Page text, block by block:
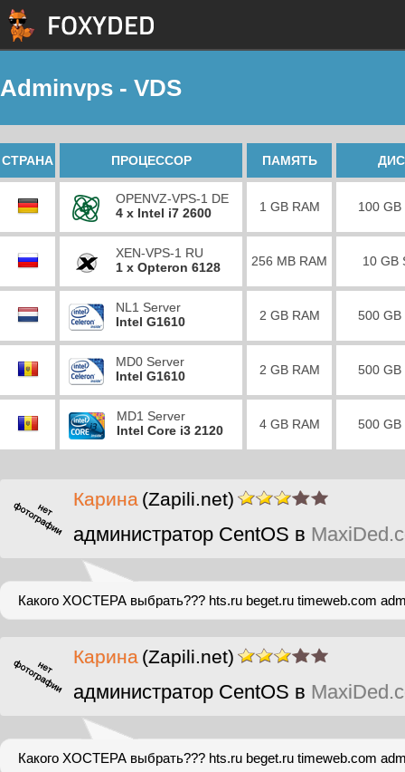
Adminvps - VDS
СТРАНА ПРОЦЕССОР ПАМЯТЬ
OPENVZ-VPS-1 DE
4 x Intel i7 2600
1 GB RAM 100 GB
XEN-VPS-1 RU
1 x Opteron 6128
256 MB RAM 10 GB
NL1 Server
Intel G1610
2 GB RAM 500 GB
MD0 Server
Intel G1610
2 GB RAM 500 GB
MD1 Server
Intel Core i3 2120
4 GB RAM 500 GB
Карина (Zapili.net)
администратор CentOS в
Какого ХОСТЕРА выбрать??? hts.ru beget.ru timeweb.com
Карина (Zapili.net)
администратор CentOS в
Какого ХОСТЕРА выбрать??? hts.ru beget.ru timeweb.com